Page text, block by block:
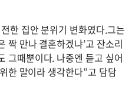
한 집안 분위기 변화였다.그는
짝 만나 결혼하겠냐’고 잔소리
그때뿐이다. 나중엔 듣고 싶어
한 말이라 생각한다”고 담담